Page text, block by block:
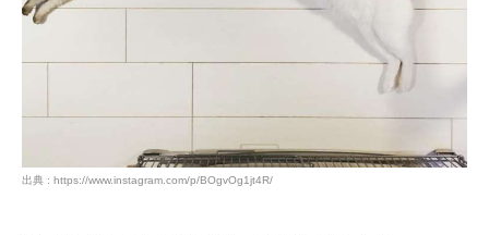
出典 : https://www.instagram.com/p/BOgvOg1jt4R/